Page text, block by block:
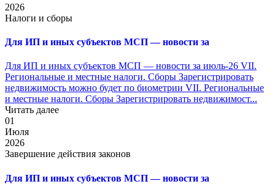
2026
Налоги и сборы
Для ИП и иных субъектов МСП — новости за
Для ИП и иных субъектов МСП — новости за июль-26 VII.
Региональные и местные налоги. Сборы Зарегистрировать
недвижимость можно будет по биометрии VII. Региональные
и местные налоги. Сборы Зарегистрировать недвижимост...
Читать далее
01
Июля
2026
Завершение действия законов
Для ИП и иных субъектов МСП — новости за